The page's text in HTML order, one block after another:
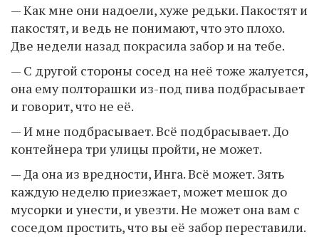
— Как мне они надоели, хуже редьки. Пакостят и
пакостят, и ведь не понимают, что это плохо.
Две недели назад покрасила забор и на тебе.
— С другой стороны сосед на неё тоже жалуется,
она ему полторашки из-под пива подбрасывает
и говорит, что не её.
— И мне подбрасывает. Всё подбрасывает. До
контейнера три улицы пройти, не может.
— Да она из вредности, Инга. Всё может. Зять
каждую неделю приезжает, может мешок до
мусорки и унести, и увезти. Не может она вам с
соседом простить, что вы её забор переставили.